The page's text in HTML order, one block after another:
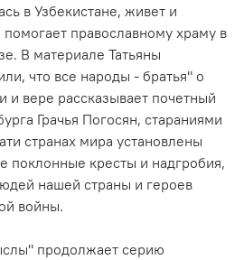
в Узбекистане, живет и
помогает православному храму в
В материале Татьяны
что все народы - братья" о
и вере рассказывает почетный
Грачья Погосян, стараниями
странах мира установлены
поклонные кресты и надгробия,
нашей страны и героев
войны.
продолжает серию